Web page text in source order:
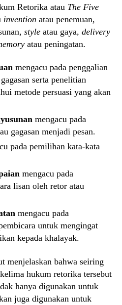
Retorika atau The Five
invention atau penemuan,
style atau gaya, delivery
atau peningatan.
mengacu pada penggalian
serta penelitian
metode persuasi yang akan
mengacu pada
gagasan menjadi pesan.
pada pemilihan kata-kata
mengacu pada
lisan oleh retor atau
mengacu pada
untuk mengingat
kepada khalayak.
bahwa seiring
hukum retorika tersebut
hanya digunakan untuk
juga digunakan untuk